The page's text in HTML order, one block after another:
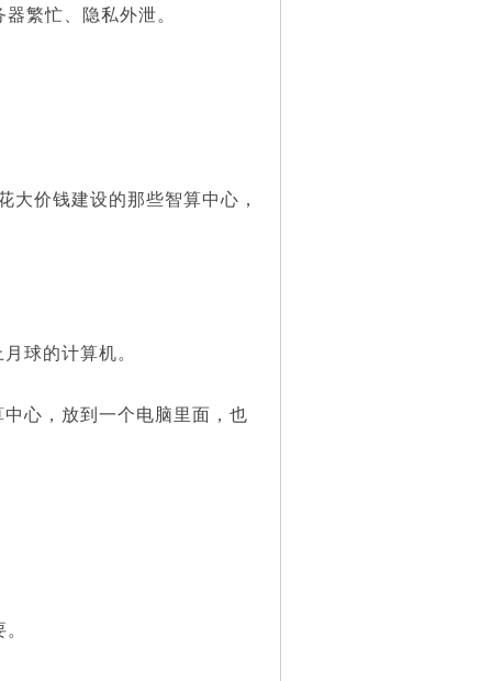
繁忙、隐私外泄。
价钱建设的那些智算中心，
球的计算机。
心，放到一个电脑里面，也